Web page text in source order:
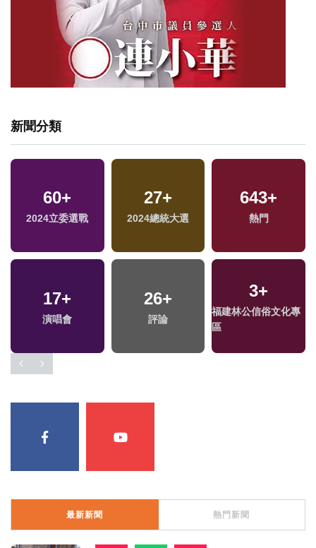
新聞分類
60+
2024立委選戰
27+
2024總統大選
643+
熱門
17+
演唱會
26+
評論
3+
福建林公信俗文化專
區
最新新聞 熱門新聞